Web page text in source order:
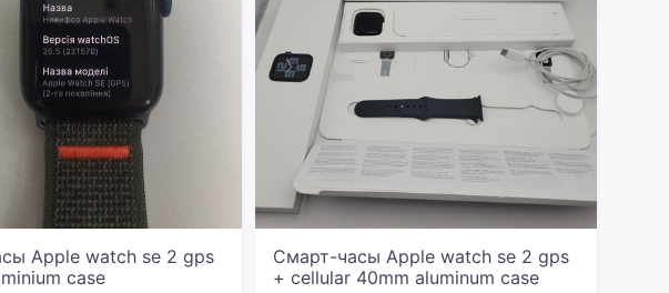
Apple watch se 2 gps
case
Смарт-часы Apple watch se 2 gps
+ cellular 40mm aluminum case